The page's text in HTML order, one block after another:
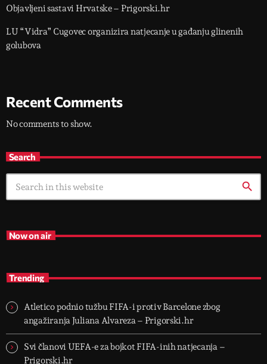
Objavljeni sastavi Hrvatske – Prigorski.hr
LU “Vidra” Cugovec organizira natjecanje u gađanju glinenih
golubova
Recent Comments
No comments to show.
Search
search
Now on air
Trending
Atletico podnio tužbu FIFA-i protiv Barcelone zbog
angažiranja Juliana Alvareza – Prigorski.hr
Svi članovi UEFA-e za bojkot FIFA-inih natjecanja –
Prigorski.hr